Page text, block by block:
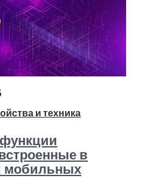
и техника
в
мобильных